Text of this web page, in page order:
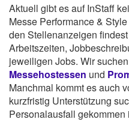
Aktuell gibt es auf InStaff
Messe Performance &
den Stellenanzeigen
Arbeitszeiten,
jeweiligen Jobs. Wir
Messehostessen und
Manchmal kommt es auch
kurzfristig Unterstützung
Personalausfall gekommen